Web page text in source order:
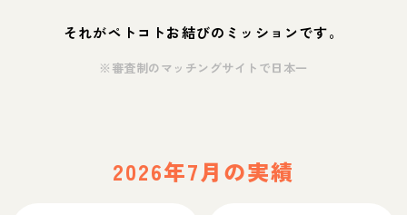
それがペトコトお結びのミッションです。
※審査制のマッチングサイトで日本一
2026年7月の実績